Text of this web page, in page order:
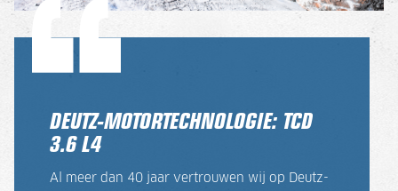
DEUTZ-MOTORTECHNOLOGIE: TCD
3.6 L4
Al meer dan 40 jaar vertrouwen wij op Deutz-